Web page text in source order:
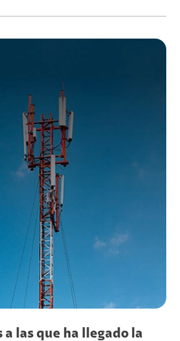
a las que ha llegado la